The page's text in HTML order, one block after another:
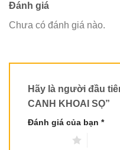
Đánh giá
Chưa có đánh giá nào.
Hãy là người đầu
CANH KHOAI SỌ”
Đánh giá của bạn *